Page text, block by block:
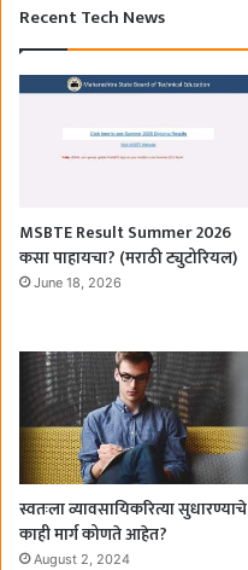
Recent Tech News
MSBTE Result Summer 2026
कसा पाहायचा? (मराठी ट्युटोरियल)
June 18, 2026
स्वतःला व्यावसायिकरित्या सुधारण्याचे
काही मार्ग कोणते आहेत?
August 2, 2024